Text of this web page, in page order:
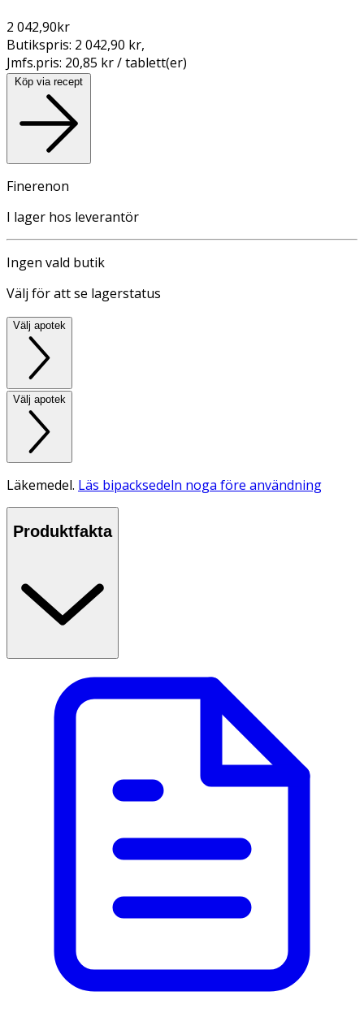
2 042,90kr
Butikspris: 2 042,90 kr,
Jmfs.pris: 20,85 kr / tablett(er)
Köp via recept
Finerenon
I lager hos leverantör
Ingen vald butik
Välj för att se lagerstatus
Välj apotek
Välj apotek
Läkemedel. Läs bipacksedeln noga före användning
Produktfakta